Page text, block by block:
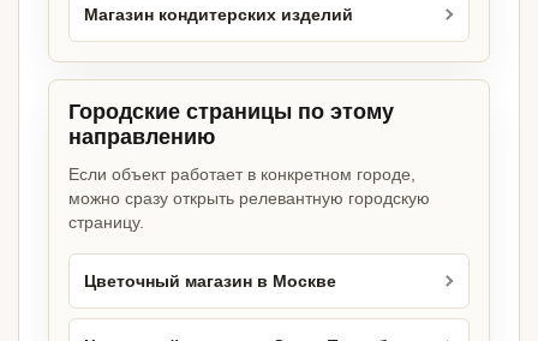
Магазин кондитерских изделий
Городские страницы по этому
направлению
Если объект работает в конкретном городе,
можно сразу открыть релевантную городскую
страницу.
Цветочный магазин в Москве